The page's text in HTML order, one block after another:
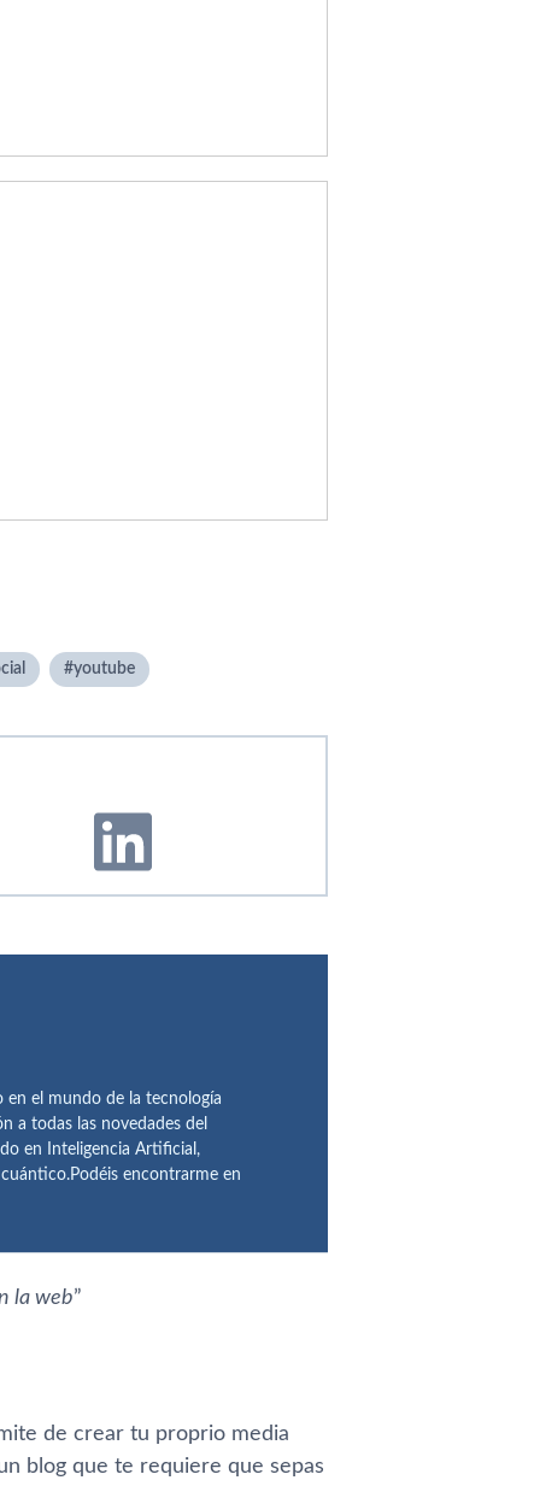
youtube
en el mundo de la tecnología
a todas las novedades del
en Inteligencia Artificial,
encontrarme en
la web”
de crear tu proprio media
blog que te requiere que sepas